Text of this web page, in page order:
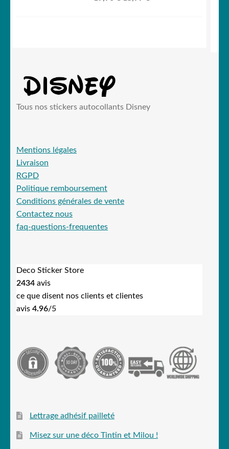
Tous nos stickers autocollants Disney
Mentions légales
Livraison
RGPD
Politique remboursement
Conditions générales de vente
Contactez nous
faq-questions-frequentes
Deco Sticker Store
2434 avis
ce que disent nos clients et clientes
avis 4.96/5
Lettrage adhésif pailleté
Misez sur une déco Tintin et Milou !